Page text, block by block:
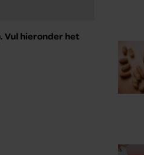
Vul hieronder het